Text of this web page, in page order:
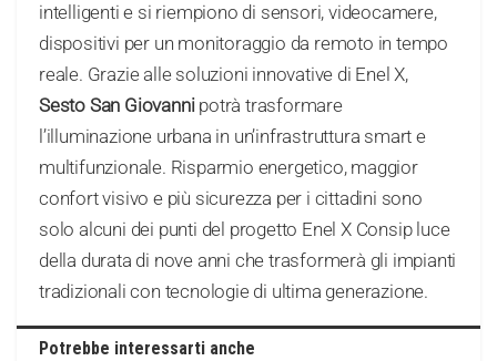
intelligenti e si riempiono di sensori, videocamere,
dispositivi per un monitoraggio da remoto in tempo
reale. Grazie alle soluzioni innovative di Enel X,
Sesto San Giovannipotrà trasformare
l’illuminazione urbana in un’infrastruttura smart e
multifunzionale. Risparmio energetico, maggior
confort visivo e più sicurezza per i cittadini sono
solo alcuni dei punti del progetto Enel X Consip luce
della durata di nove anni che trasformerà gli impianti
tradizionali con tecnologie di ultima generazione.
Potrebbe interessarti anche